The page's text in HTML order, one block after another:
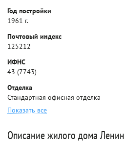
Год постройки
1961 г.
Почтовый индекс
125212
ИФНС
43 (7743)
Отделка
Стандартная офисная отделка
Показать все
Описание жилого дома